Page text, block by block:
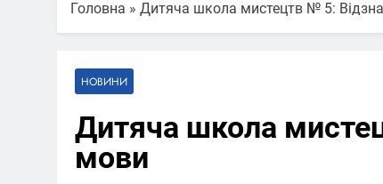
Головна » Дитяча школа мистецтв № 5:
НОВИНИ
Дитяча школа
мови